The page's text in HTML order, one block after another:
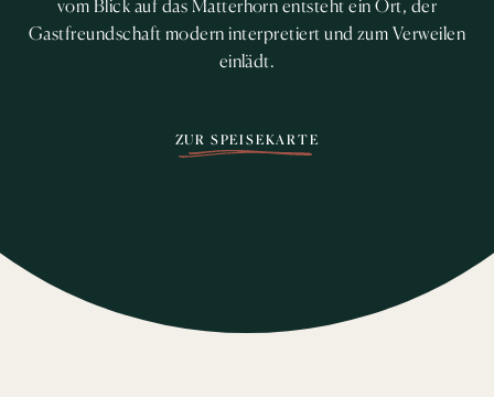
vom Blick auf das Matterhorn entsteht ein Ort, der
Gastfreundschaft modern interpretiert und zum Verweilen
einlädt.
ZUR SPEISEKARTE